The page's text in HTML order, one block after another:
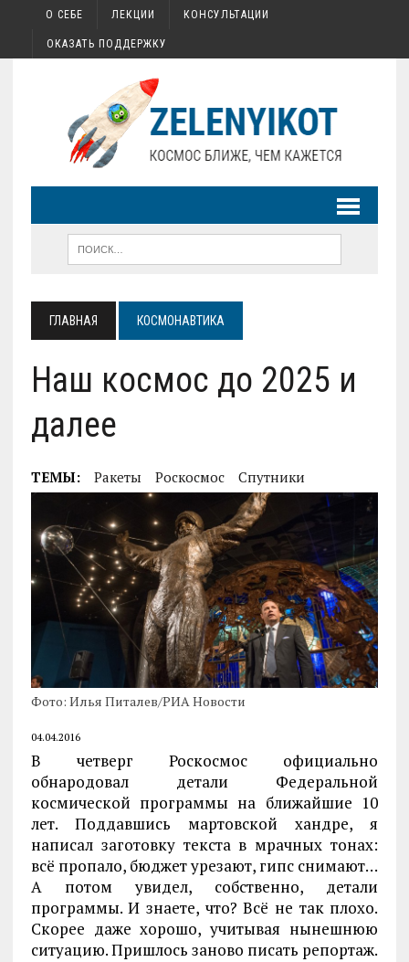
О СЕБЕ ЛЕКЦИИ КОНСУЛЬТАЦИИ
ОКАЗАТЬ ПОДДЕРЖКУ
ГЛАВНАЯ КОСМОНАВТИКА
Наш космос до 2025 и
далее
ТЕМЫ: Ракеты Роскосмос Спутники
Фото: Илья Питалев/РИА Новости
04.04.2016
В четверг Роскосмос официально
обнародовал детали Федеральной
космической программы на ближайшие 10
лет. Поддавшись мартовской хандре, я
написал заготовку текста в мрачных тонах:
всё пропало, бюджет урезают, гипс снимают…
А потом увидел, собственно, детали
программы. И знаете, что? Всё не так плохо.
Скорее даже хорошо, учитывая нынешнюю
ситуацию. Пришлось заново писать репортаж.